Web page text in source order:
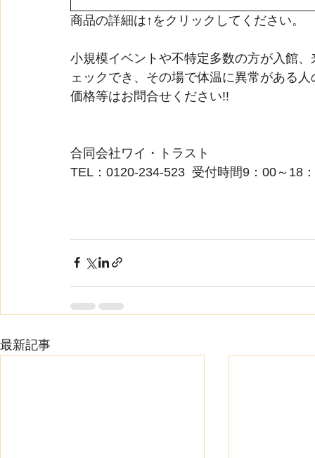
商品の詳細は↑をクリックしてください。
小規模イベントや不特定多数の方が入館
ェックでき、その場で体温に異常がある
価格等はお問合せください!!
合同会社ワイ・トラスト
TEL：0120-234-523  受付時間9：00～18
最新記事